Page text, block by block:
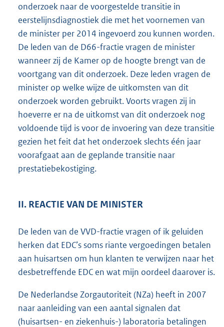
onderzoek naar de voorgestelde transitie in
eerstelijnsdiagnostiek die met het voornemen van
de minister per 2014 ingevoerd zou kunnen worden.
De leden van de D66-fractie vragen de minister
wanneer zij de Kamer op de hoogte brengt van de
voortgang van dit onderzoek. Deze leden vragen de
minister op welke wijze de uitkomsten van dit
onderzoek worden gebruikt. Voorts vragen zij in
hoeverre er na de uitkomst van dit onderzoek nog
voldoende tijd is voor de invoering van deze transitie
gezien het feit dat het onderzoek slechts één jaar
voorafgaat aan de geplande transitie naar
prestatiebekostiging.
II. REACTIE VAN DE MINISTER
De leden van de VVD-fractie vragen of ik geluiden
herken dat EDC’s soms riante vergoedingen betalen
aan huisartsen om hun klanten te verwijzen naar het
desbetreffende EDC en wat mijn oordeel daarover is.
De Nederlandse Zorgautoriteit (NZa) heeft in 2007
naar aanleiding van een aantal signalen dat
(huisartsen- en ziekenhuis-) laboratoria betalingen